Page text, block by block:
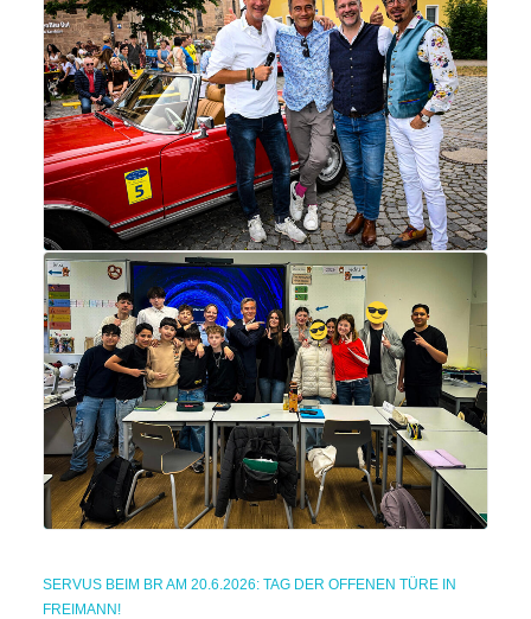
SERVUS BEIM BR AM 20.6.2026: TAG DER OFFENEN TÜRE IN
FREIMANN!